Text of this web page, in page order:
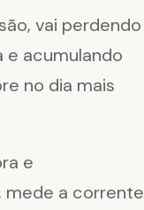
vai perdendo
e acumulando
no dia mais
e
mede a corrente